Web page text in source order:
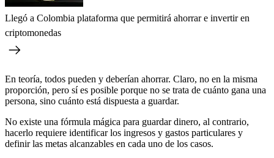
Llegó a Colombia plataforma que permitirá ahorrar e invertir en
criptomonedas
En teoría, todos pueden y deberían ahorrar. Claro, no en la misma
proporción, pero sí es posible porque no se trata de cuánto gana una
persona, sino cuánto está dispuesta a guardar.
No existe una fórmula mágica para guardar dinero, al contrario,
hacerlo requiere identificar los ingresos y gastos particulares y
definir las metas alcanzables en cada uno de los casos.